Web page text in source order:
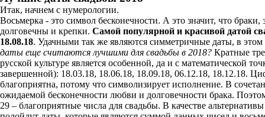
Итак, начнем с нумерологии.
Восьмерка - это символ бесконечности. А это значит, что
долговечны и крепки. Самой популярной и красивой датой
18.08.18. Удачными так же являются симметричные даты, в
даты еще считаются лучшими для свадьбы в 2018? Кратные
русской культуре является особенной, да и с математической
завершенной): 18.03.18, 18.06.18, 18.09.18, 06.12.18, 18.12.18.
благоприятна, потому что символизирует исполнение. В
ожидаемой бесконечности любви и долговечности брака.
29 – благоприятные числа для свадьбы. В качестве